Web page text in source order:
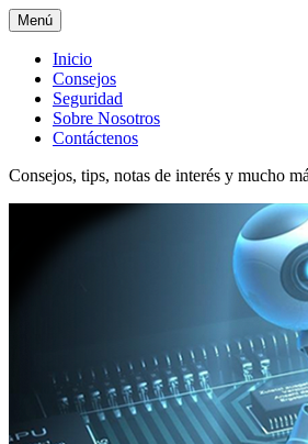
Menú
Menú
superior
Inicio
Consejos
Seguridad
Sobre Nosotros
Contáctenos
Consejos, tips, notas de interés y mucho